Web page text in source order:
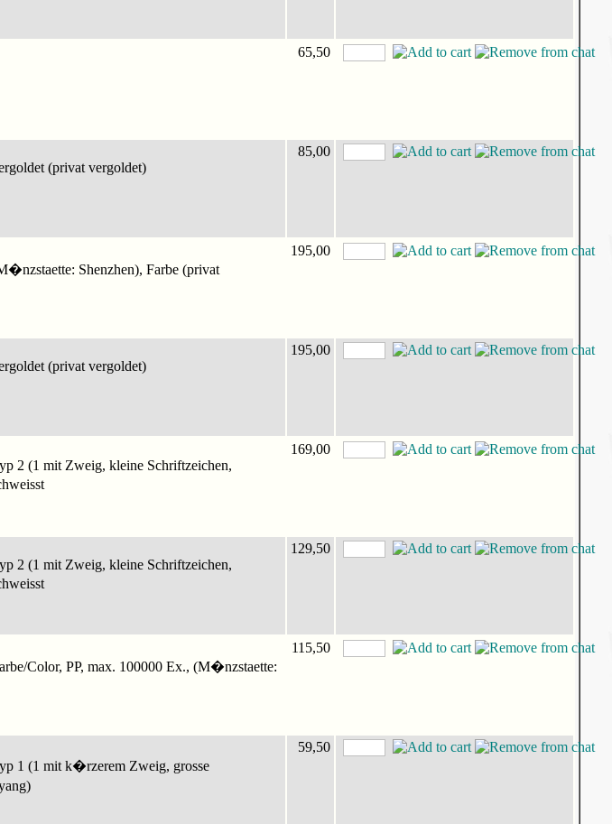
65,50
(privat vergoldet)
85,00
Shenzhen), Farbe (privat
195,00
(privat vergoldet)
195,00
2 (1 mit Zweig, kleine Schriftzeichen,
169,00
2 (1 mit Zweig, kleine Schriftzeichen,
129,50
Color, PP, max. 100000 Ex., (M�nzstaette:
115,50
1 (1 mit k�rzerem Zweig, grosse
59,50